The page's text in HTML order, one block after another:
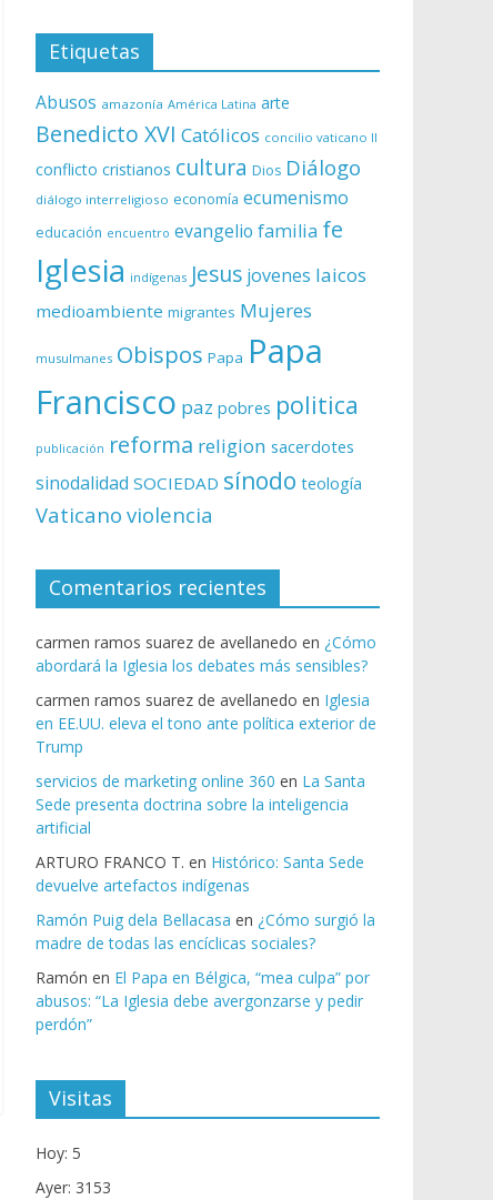
Etiquetas
Abusos amazonía América Latina arte
Benedicto XVI Católicos concilio vaticano II
conflicto cristianos cultura Dios Diálogo
diálogo interreligioso economía ecumenismo
educación encuentro evangelio familia fe
Iglesia indígenas Jesus jovenes laicos
medioambiente migrantes Mujeres
musulmanes Obispos Papa Papa
Francisco paz pobres politica
publicación reforma religion sacerdotes
sinodalidad SOCIEDAD sínodo teología
Vaticano violencia
Comentarios recientes
carmen ramos suarez de avellanedo en ¿Cómo
abordará la Iglesia los debates más sensibles?
carmen ramos suarez de avellanedo en Iglesia
en EE.UU. eleva el tono ante política exterior de
Trump
servicios de marketing online 360 en La Santa
Sede presenta doctrina sobre la inteligencia
artificial
ARTURO FRANCO T. en Histórico: Santa Sede
devuelve artefactos indígenas
Ramón Puig dela Bellacasa en ¿Cómo surgió la
madre de todas las encíclicas sociales?
Ramón en El Papa en Bélgica, “mea culpa” por
abusos: “La Iglesia debe avergonzarse y pedir
perdón”
Visitas
Hoy: 5
Ayer: 3153